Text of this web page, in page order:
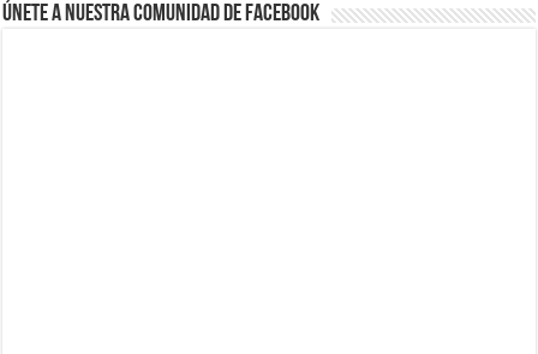
Únete a nuestra comunidad de Facebook